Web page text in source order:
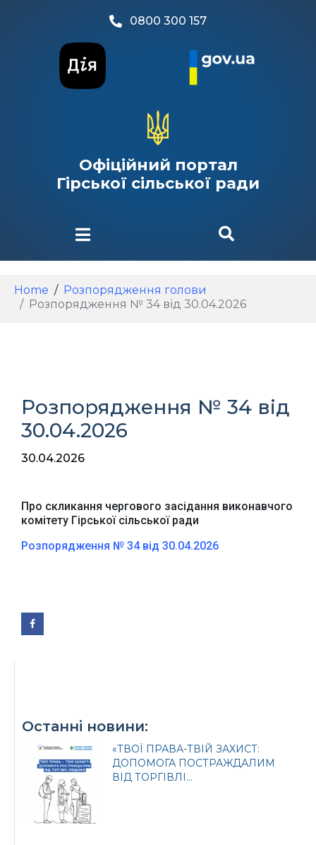
0800 300 157
Офіційний портал
Гірської сільської ради
Home
Розпорядження голови
Розпорядження № 34 від 30.04.2026
Розпорядження № 34 від
30.04.2026
30.04.2026
Про скликання чергового засідання виконавчого
комітету Гірської сільської ради
Розпорядження № 34 від 30.04.2026
Останні новини:
«ТВОЇ ПРАВА-ТВІЙ ЗАХИСТ:
ДОПОМОГА ПОСТРАЖДАЛИМ
ВІД ТОРГІВЛІ...
Офіційний веб-сайт
Верховної Ради